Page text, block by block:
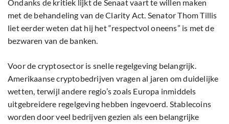
Ondanks de kritiek lijkt de Senaat vaart te willen maken
met de behandeling van de Clarity Act. Senator Thom Tillis
liet eerder weten dat hij het “respectvol oneens” is met de
bezwaren van de banken.
Voor de cryptosector is snelle regelgeving belangrijk.
Amerikaanse cryptobedrijven vragen al jaren om duidelijke
wetten, terwijl andere regio’s zoals Europa inmiddels
uitgebreidere regelgeving hebben ingevoerd. Stablecoins
worden door veel bedrijven gezien als een belangrijke